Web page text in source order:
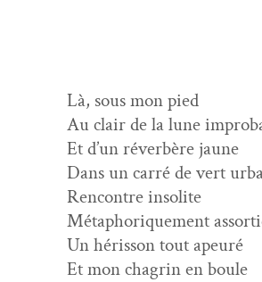
Là, sous mon pied
Au clair de la lune
Et d’un réver­bère jaune
Dans un car­ré de vert
Ren­con­tre insolite
Métaphorique­ment
Un héris­son tout apeuré
Et mon cha­grin en boule